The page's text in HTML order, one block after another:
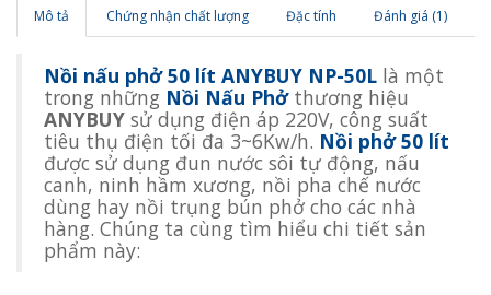
Mô tả Chứng nhận chất lượng Đặc tính Đánh giá (1)
Nồi nấu phở 50 lít ANYBUY NP-50L là một
trong những Nồi Nấu Phởthương hiệu
ANYBUY sử dụng điện áp 220V, công suất
tiêu thụ điện tối đa 3~6Kw/h. Nồi phở 50 lít
được sử dụng đun nước sôi tự động, nấu
canh, ninh hầm xương, nồi pha chế nước
dùng hay nồi trụng bún phở cho các nhà
hàng. Chúng ta cùng tìm hiểu chi tiết sản
phẩm này: